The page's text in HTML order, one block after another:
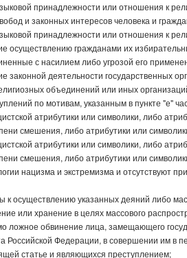
принадлежности или отношения к
и законных интересов человека и
принадлежности или отношения к
осуществлению гражданами их
с насилием либо угрозой его
законной деятельности государственных
объединений или иных
по мотивам, указанным в пункте "е"
атрибутики или символики, либо
смешения, либо атрибутики или
атрибутики или символики, либо
смешения, либо атрибутики или
нацизма и экстремизма и отсутствуют
к осуществлению указанных деяний либо
или хранение в целях массового
ложное обвинение лица, замещающего
Российской Федерации, в совершении им в
статье и являющихся преступлением;